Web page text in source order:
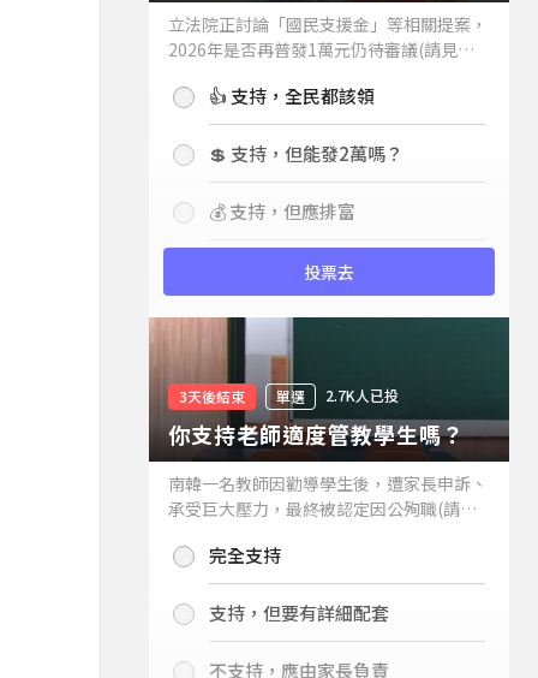
立法院正討論「國民支援金」等相關提案，
2026年是否再普發1萬元仍待審議(請見下
持嗎？👍 支持，全民都該領
💲 支持，但能發2萬嗎？
💰 支持，但應排富
投票去
3天後結束 單選 2.7K人已投
你支持老師適度管教學生嗎？
南韓一名教師因勸導學生後，遭家長申訴、
承受巨大壓力，最終被認定因公殉職(請見
你支持老師適度管教學生嗎？
完全支持
支持，但要有詳細配套
不支持，應由家長負責